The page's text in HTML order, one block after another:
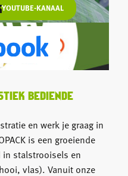
KANAAL
BEDIENDE
en werk je graag in
is een groeiende
in stalstrooisels en
vlas). Vanuit onze